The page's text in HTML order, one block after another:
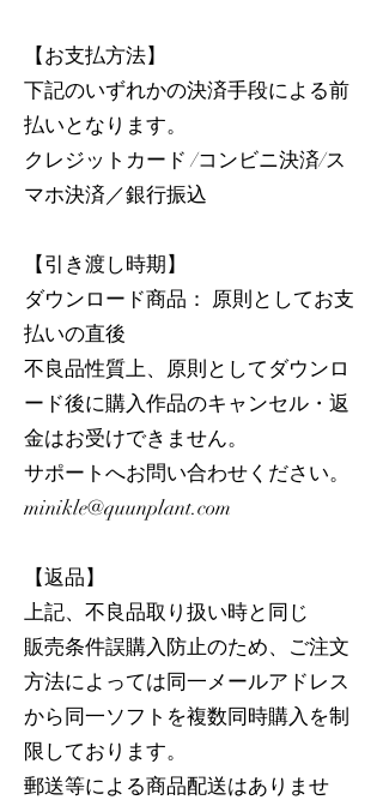
【お支払方法】
下記のいずれかの決済手段による前
払いとなります。
クレジットカード /コンビニ決済/ス
マホ決済／銀行振込
【引き渡し時期】
ダウンロード商品： 原則としてお支
払いの直後
不良品性質上、原則としてダウンロ
ード後に購入作品のキャンセル・返
金はお受けできません。
サポートへお問い合わせください。
minikle@quunplant.com
【返品】
上記、不良品取り扱い時と同じ
販売条件誤購入防止のため、ご注文
方法によっては同一メールアドレス
から同一ソフトを複数同時購入を制
限しております。
郵送等による商品配送はありませ